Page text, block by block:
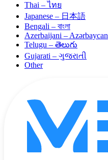
Thai – ไทย
Japanese – 日本語
Bengali – বাংলা
Azerbaijani – Azərbaycan
Telugu – తెలుగు
Gujarati – ગુજરાતી
Other